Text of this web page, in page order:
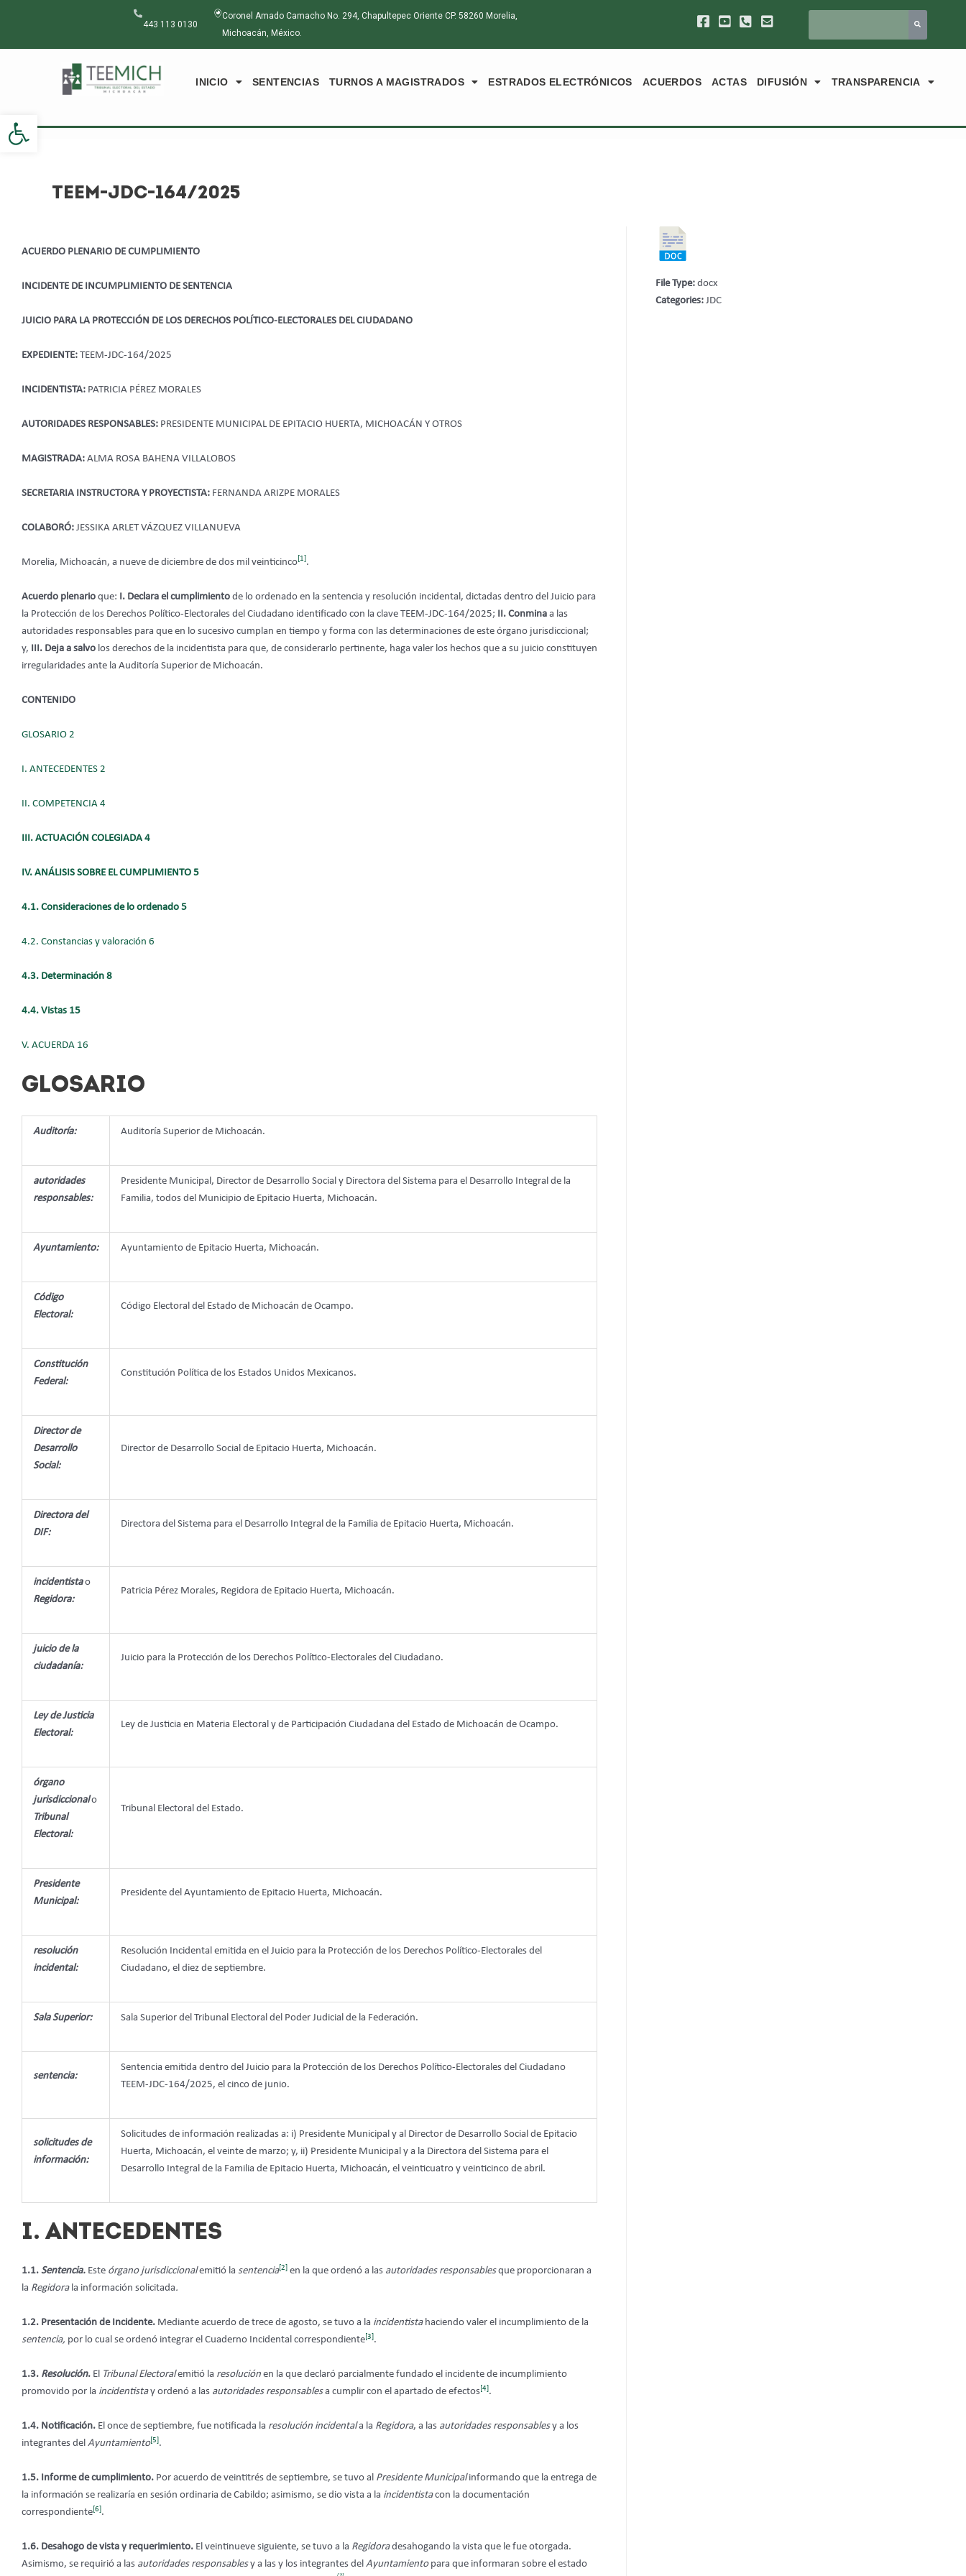
Abrir barra de herramientas
443 113 0130
Coronel Amado Camacho No. 294, Chapultepec Oriente CP. 58260 Morelia,
Michoacán, México.
INICIO SENTENCIAS TURNOS A MAGISTRADOS ESTRADOS ELECTRÓNICOS ACUERDOS ACTAS DIFUSIÓN TRANSPARENCIA
TEEM-JDC-164/2025
ACUERDO PLENARIO DE CUMPLIMIENTO
INCIDENTE DE INCUMPLIMIENTO DE SENTENCIA
JUICIO PARA LA PROTECCIÓN DE LOS DERECHOS POLÍTICO-ELECTORALES DEL CIUDADANO
EXPEDIENTE: TEEM-JDC-164/2025
INCIDENTISTA: PATRICIA PÉREZ MORALES
AUTORIDADES RESPONSABLES: PRESIDENTE MUNICIPAL DE EPITACIO HUERTA, MICHOACÁN Y OTROS
MAGISTRADA: ALMA ROSA BAHENA VILLALOBOS
SECRETARIA INSTRUCTORA Y PROYECTISTA: FERNANDA ARIZPE MORALES
COLABORÓ: JESSIKA ARLET VÁZQUEZ VILLANUEVA
Morelia, Michoacán, a nueve de diciembre de dos mil veinticinco [1] .
Acuerdo plenario que: I. Declara el cumplimiento de lo ordenado en la sentencia y resolución incidental, dictadas dentro del Juicio para
la Protección de los Derechos Político-Electorales del Ciudadano identificado con la clave TEEM-JDC-164/2025;
II. Conmina a las
autoridades responsables para que en lo sucesivo cumplan en tiempo y forma con las determinaciones de este órgano jurisdiccional;
y,
III. Deja a salvo los derechos de la incidentista para que, de considerarlo pertinente, haga valer los hechos que a su juicio constituyen
irregularidades ante la Auditoría Superior de Michoacán.
CONTENIDO
GLOSARIO 2
I. ANTECEDENTES 2
II. COMPETENCIA 4
III. ACTUACIÓN COLEGIADA 4
IV. ANÁLISIS SOBRE EL CUMPLIMIENTO 5
4.1. Consideraciones de lo ordenado 5
4.2. Constancias y valoración 6
4.3. Determinación 8
4.4. Vistas 15
V. ACUERDA 16
GLOSARIO
Auditoría: Auditoría Superior de Michoacán.
autoridades
responsables:
Presidente Municipal, Director de Desarrollo Social y Directora del Sistema para el Desarrollo Integral de la
Familia, todos del Municipio de Epitacio Huerta, Michoacán.
Ayuntamiento: Ayuntamiento de Epitacio Huerta, Michoacán.
Código
Electoral:
Código Electoral del Estado de Michoacán de Ocampo.
Constitución
Federal:
Constitución Política de los Estados Unidos Mexicanos.
Director de
Desarrollo
Social:
Director de Desarrollo Social de Epitacio Huerta, Michoacán.
Directora del
DIF:
Directora del Sistema para el Desarrollo Integral de la Familia de Epitacio Huerta, Michoacán.
incidentistao
Regidora:
Patricia Pérez Morales, Regidora de Epitacio Huerta, Michoacán.
juicio de la
ciudadanía:
Juicio para la Protección de los Derechos Político-Electorales del Ciudadano.
Ley de Justicia
Electoral:
Ley de Justicia en Materia Electoral y de Participación Ciudadana del Estado de Michoacán de Ocampo.
órgano
jurisdiccionalo
Tribunal
Electoral:
Tribunal Electoral del Estado.
Presidente
Municipal:
Presidente del Ayuntamiento de Epitacio Huerta, Michoacán.
resolución
incidental:
Resolución Incidental emitida en el Juicio para la Protección de los Derechos Político-Electorales del
Ciudadano, el diez de septiembre.
Sala Superior: Sala Superior del Tribunal Electoral del Poder Judicial de la Federación.
sentencia:
Sentencia emitida dentro del Juicio para la Protección de los Derechos Político-Electorales del Ciudadano
TEEM-JDC-164/2025, el cinco de junio.
solicitudes de
información:
Solicitudes de información realizadas a: i) Presidente Municipal y al Director de Desarrollo Social de Epitacio
Huerta, Michoacán, el veinte de marzo; y, ii) Presidente Municipal y a la Directora del Sistema para el
Desarrollo Integral de la Familia de Epitacio Huerta, Michoacán, el veinticuatro y veinticinco de abril.
I. ANTECEDENTES
1.1. Sentencia. Este órgano jurisdiccionalemitió la sentencia[2] en la que ordenó a las autoridades responsablesque proporcionaran a
la Regidorala información solicitada.
1.2. Presentación de Incidente. Mediante acuerdo de trece de agosto, se tuvo a la incidentistahaciendo valer el incumplimiento de la
sentencia, por lo cual se ordenó integrar el Cuaderno Incidental correspondiente [3] .
1.3. Resolución. El Tribunal Electoralemitió la resolución en la que declaró parcialmente fundado el incidente de incumplimiento
promovido por la incidentistay ordenó a las autoridades responsablesa cumplir con el apartado de efectos [4] .
1.4. Notificación. El once de septiembre, fue notificada la resolución incidentala la Regidora, a las autoridades responsablesy a los
integrantes del Ayuntamiento[5] .
1.5. Informe de cumplimiento. Por acuerdo de veintitrés de septiembre, se tuvo al Presidente Municipalinformando que la entrega de
la información se realizaría en sesión ordinaria de Cabildo; asimismo, se dio vista a la incidentistacon la documentación
correspondiente [6] .
1.6. Desahogo de vista y requerimiento. El veintinueve siguiente, se tuvo a la Regidoradesahogando la vista que le fue otorgada.
Asimismo, se requirió a las autoridades responsablesy a las y los integrantes del Ayuntamientopara que informaran sobre el estado
File Type:docx
Categories:JDC